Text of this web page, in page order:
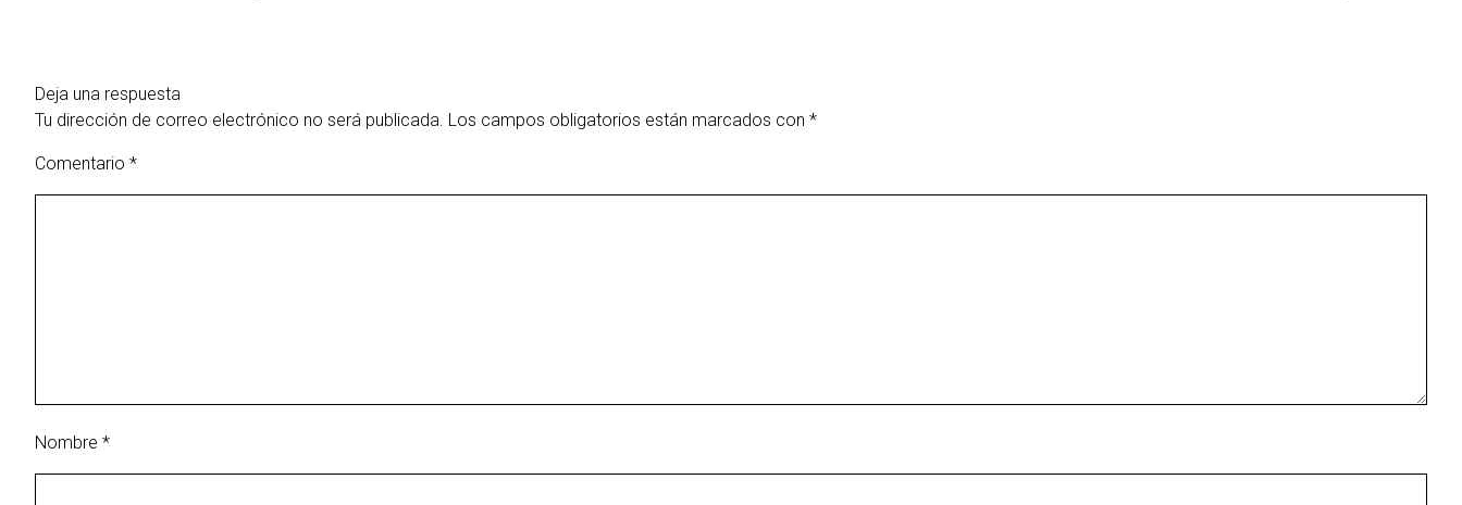
Deja una respuesta
Tu dirección de correo electrónico no será publicada. Los campos obligatorios están marcados con *
Comentario *
Nombre *